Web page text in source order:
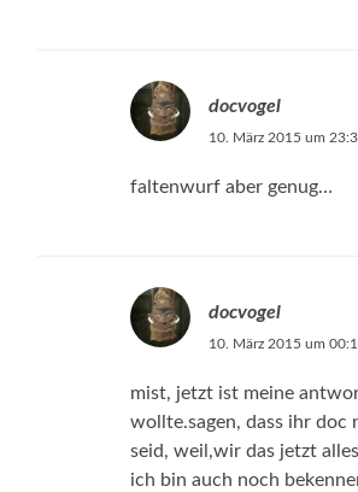
docvogel
10. März 2015 um
faltenwurf aber genug…
docvogel
10. März 2015 um
mist, jetzt ist meine
wollte.sagen, dass ihr doc
seid, weil,wir das jetzt
ich bin auch noch